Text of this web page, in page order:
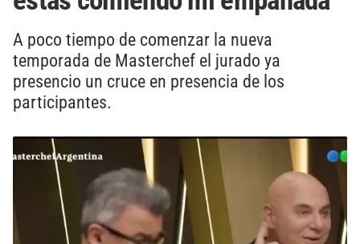
A poco tiempo de comenzar la nueva
temporada de Masterchef el jurado ya
presencio un cruce en presencia de los
participantes.